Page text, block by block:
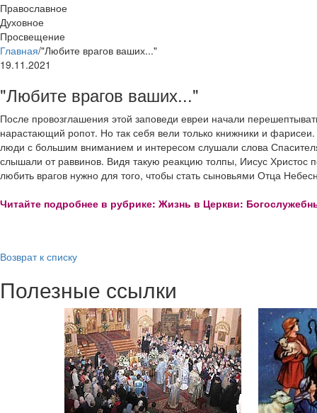
Православное
Духовное
Просвещение
Главная/"Любите врагов ваших..."
19.11.2021
"Любите врагов ваших..."
После провозглашения этой заповеди евреи начали
нарастающий ропот. Но так себя вели только книжники и
люди с большим вниманием и интересом слушали слова
слышали от раввинов. Видя такую реакцию толпы, Иисус Христос
любить врагов нужно для того, чтобы стать сыновьями Отца
Читайте подробнее в рубрике: Жизнь в Церкви:
Возврат к списку
Полезные ссылки